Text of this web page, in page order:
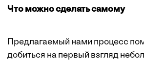
Что можно сделать самому
Предлагаемый нами процесс
добиться на первый взгляд